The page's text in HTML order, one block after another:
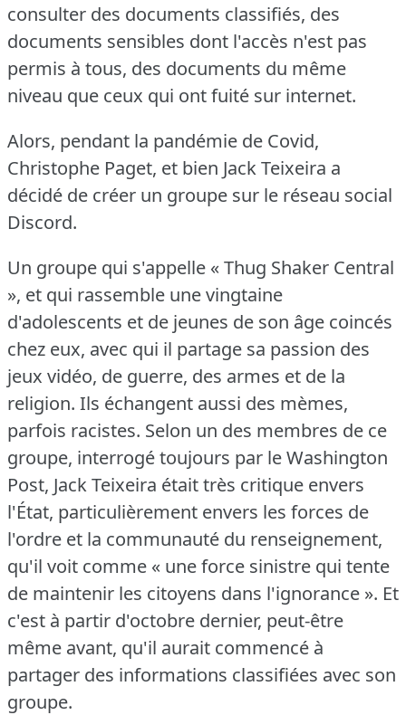
consulter des documents classifiés, des
documents sensibles dont l'accès n'est pas
permis à tous, des documents du même
niveau que ceux qui ont fuité sur internet.
Alors, pendant la pandémie de Covid,
Christophe Paget, et bien Jack Teixeira a
décidé de créer un groupe sur le réseau social
Discord.
Un groupe qui s'appelle « Thug Shaker Central
», et qui rassemble une vingtaine
d'adolescents et de jeunes de son âge coincés
chez eux, avec qui il partage sa passion des
jeux vidéo, de guerre, des armes et de la
religion. Ils échangent aussi des mèmes,
parfois racistes. Selon un des membres de ce
groupe, interrogé toujours par le Washington
Post, Jack Teixeira était très critique envers
l'État, particulièrement envers les forces de
l'ordre et la communauté du renseignement,
qu'il voit comme « une force sinistre qui tente
de maintenir les citoyens dans l'ignorance ». Et
c'est à partir d'octobre dernier, peut-être
même avant, qu'il aurait commencé à
partager des informations classifiées avec son
groupe.